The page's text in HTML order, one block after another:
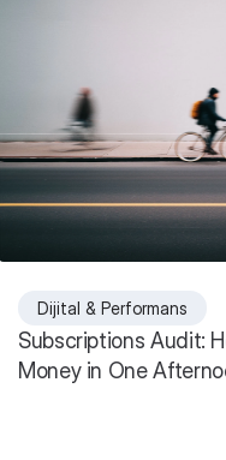
Dijital & Performans
Subscriptions Audit:
Money in One